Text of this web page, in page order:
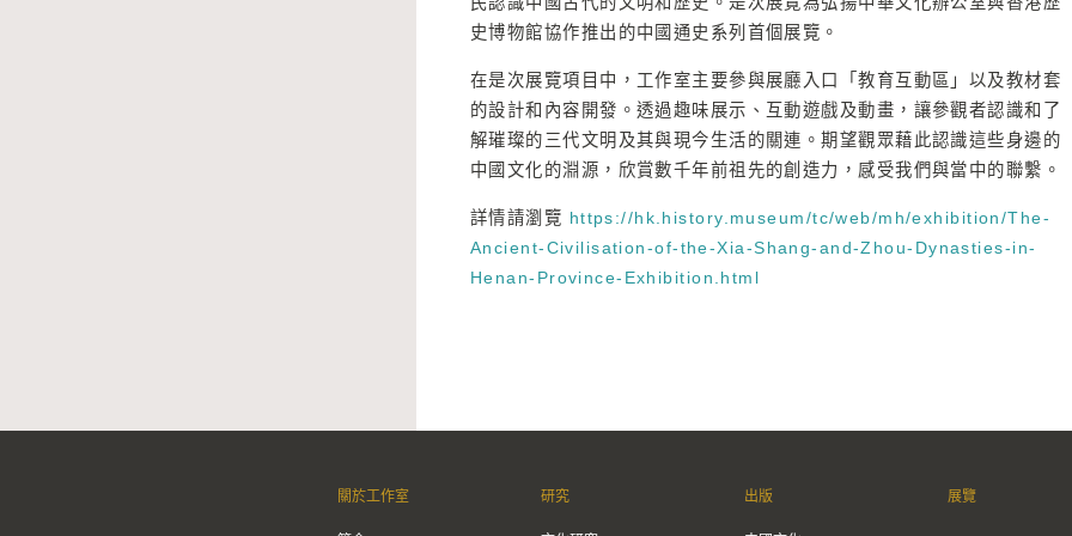
史博物館協作推出的中國通史系列首個展覽。
在是次展覽項目中，工作室主要參與展廳入口「教育互動區」以及教材套
的設計和內容開發。透過趣味展示、互動遊戲及動畫，讓參觀者認識和了
解璀璨的三代文明及其與現今生活的關連。期望觀眾藉此認識這些身邊的
中國文化的淵源，欣賞數千年前祖先的創造力，感受我們與當中的聯繫。
詳情請瀏覽 https://hk.history.museum/tc/web/mh/exhibition/The-
Ancient-Civilisation-of-the-Xia-Shang-and-Zhou-Dynasties-in-
Henan-Province-Exhibition.html
關於工作室 研究 出版 展覽